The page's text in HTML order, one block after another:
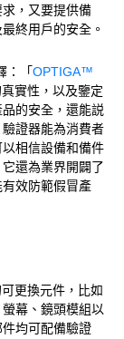
，又要提供備
終用戶的安全。
：「OPTIGA™
實性，以及鑒定
的安全，還能説
證器能為消費者
相信設備和備件
還為業界開闢了
效防範假冒產
更換元件，比如
幕、鏡頭模組以
均可配備驗證